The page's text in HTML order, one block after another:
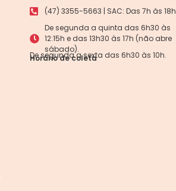
(47) 3355-5663 | SAC: Das 7h às 18h
De segunda a quinta das 6h30 às
12:15h e das 13h30 às 17h (não abre
sábado).
Horário de coleta
De segunda a sexta das 6h30 às 10h.